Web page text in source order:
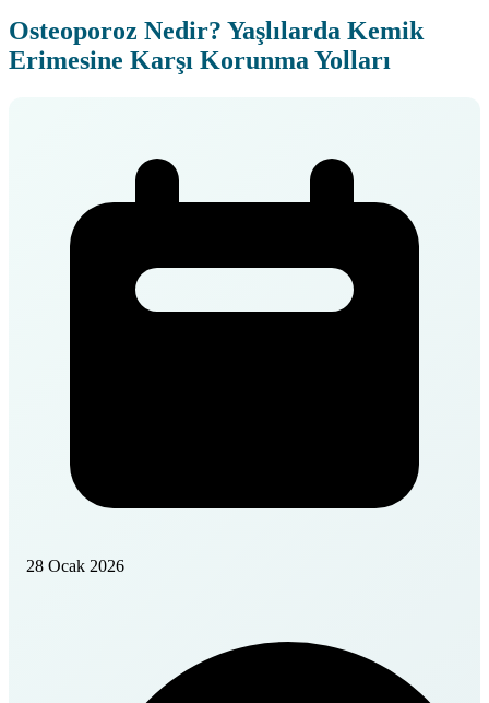
Osteoporoz Nedir? Yaşlılarda Kemik
Erimesine Karşı Korunma Yolları
28 Ocak 2026